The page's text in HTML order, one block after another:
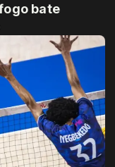
bate